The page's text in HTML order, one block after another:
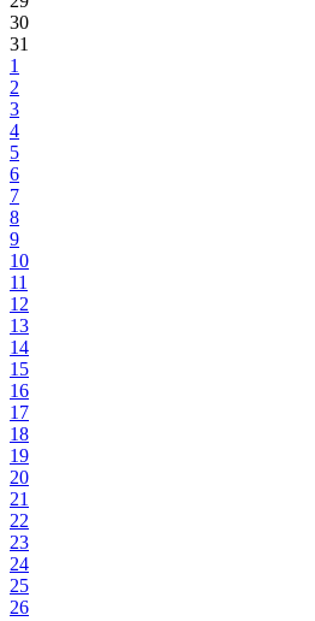
30
31
1
2
3
4
5
6
7
8
9
10
11
12
13
14
15
16
17
18
19
20
21
22
23
24
25
26